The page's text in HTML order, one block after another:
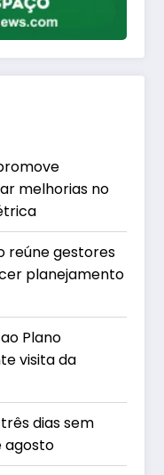
melhorias no
reúne gestores
planejamento
Plano
visita da
dias sem
agosto